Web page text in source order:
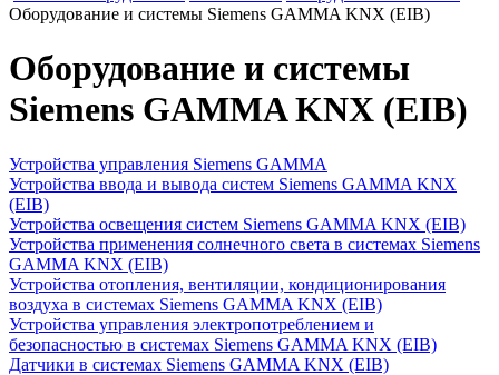
Оборудование и системы Siemens GAMMA KNX (EIB)
Оборудование и системы
Siemens GAMMA KNX (EIB)
Устройства управления Siemens GAMMA
Устройства ввода и вывода систем Siemens GAMMA KNX
(EIB)
Устройства освещения систем Siemens GAMMA KNX (EIB)
Устройства применения солнечного света в системах Siemens
GAMMA KNX (EIB)
Устройства отопления, вентиляции, кондиционирования
воздуха в системах Siemens GAMMA KNX (EIB)
Устройства управления электропотреблением и
безопасностью в системах Siemens GAMMA KNX (EIB)
Датчики в системах Siemens GAMMA KNX (EIB)